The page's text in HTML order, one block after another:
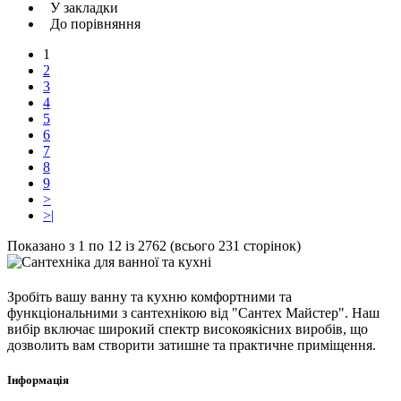
У закладки
До порівняння
1
2
3
4
5
6
7
8
9
>
>|
Показано з 1 по 12 із 2762 (всього 231 сторінок)
Зробіть вашу ванну та кухню комфортними та
функціональними з сантехнікою від "Сантех Майстер". Наш
вибір включає широкий спектр високоякісних виробів, що
дозволить вам створити затишне та практичне приміщення.
Інформація